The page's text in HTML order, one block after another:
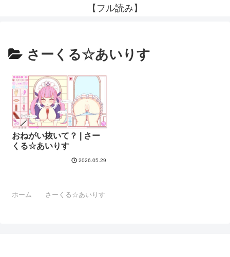
【フル読み】
さーくる☆あいりす
おねがい抜いて？ | さー
くる☆あいりす
2026.05.29
ホーム さーくる☆あいりす